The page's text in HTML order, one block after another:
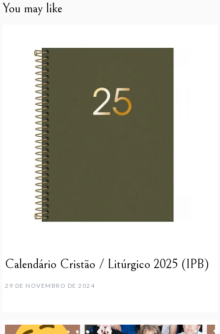
You may like
Calendário Cristão / Litúrgico 2025 (IPB)
29 DE NOVEMBRO DE 2024